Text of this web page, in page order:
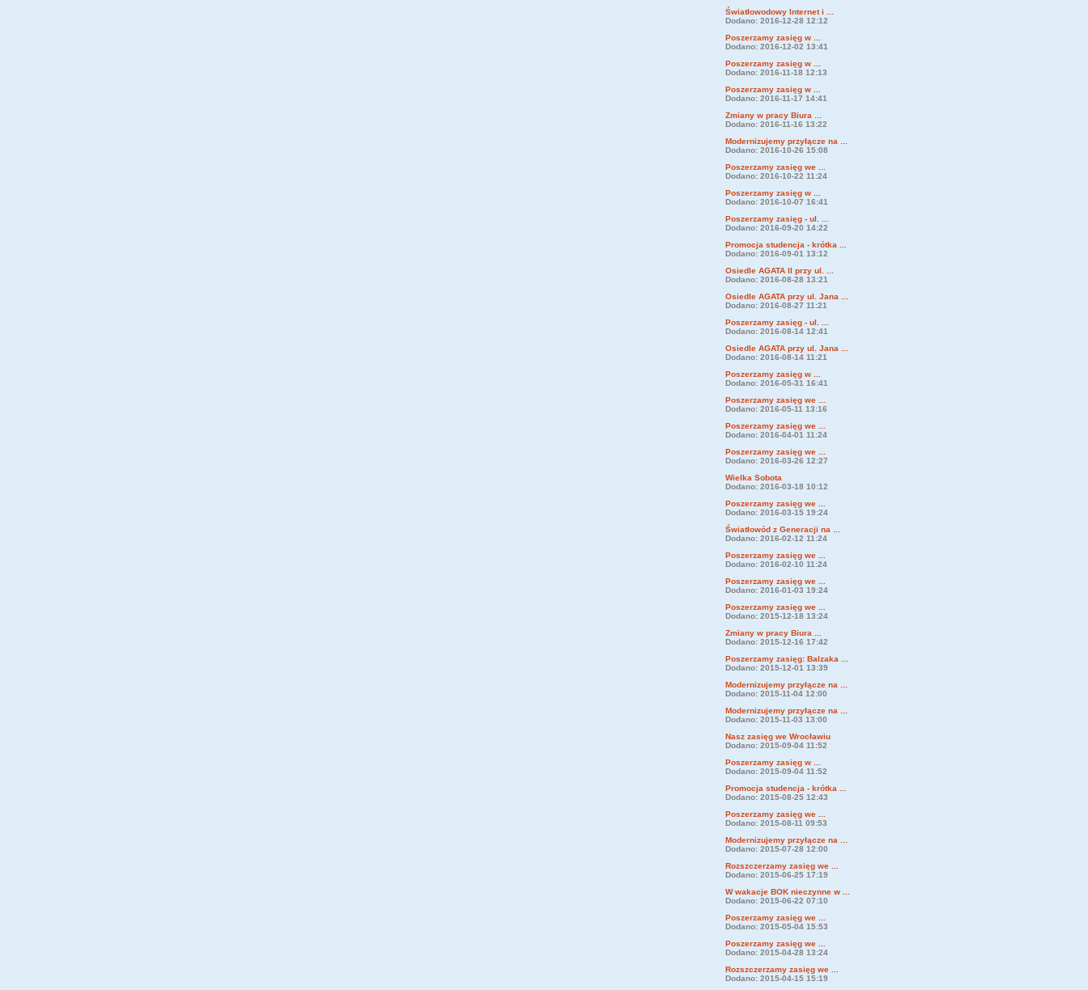
Światłowodowy Internet i ...
Dodano: 2016-12-28 12:12
Poszerzamy zasięg w ...
Dodano: 2016-12-02 13:41
Poszerzamy zasięg w ...
Dodano: 2016-11-18 12:13
Poszerzamy zasięg w ...
Dodano: 2016-11-17 14:41
Zmiany w pracy Biura ...
Dodano: 2016-11-16 13:22
Modernizujemy przyłącze na ...
Dodano: 2016-10-26 15:08
Poszerzamy zasięg we ...
Dodano: 2016-10-22 11:24
Poszerzamy zasięg w ...
Dodano: 2016-10-07 16:41
Poszerzamy zasięg - ul. ...
Dodano: 2016-09-20 14:22
Promocja studencja - krótka ...
Dodano: 2016-09-01 13:12
Osiedle AGATA II przy ul. ...
Dodano: 2016-08-28 13:21
Osiedle AGATA przy ul. Jana ...
Dodano: 2016-08-27 11:21
Poszerzamy zasięg - ul. ...
Dodano: 2016-08-14 12:41
Osiedle AGATA przy ul. Jana ...
Dodano: 2016-08-14 11:21
Poszerzamy zasięg w ...
Dodano: 2016-05-31 16:41
Poszerzamy zasięg we ...
Dodano: 2016-05-11 13:16
Poszerzamy zasięg we ...
Dodano: 2016-04-01 11:24
Poszerzamy zasięg we ...
Dodano: 2016-03-26 12:27
Wielka Sobota
Dodano: 2016-03-18 10:12
Poszerzamy zasięg we ...
Dodano: 2016-03-15 19:24
Światłowód z Generacji na ...
Dodano: 2016-02-12 11:24
Poszerzamy zasięg we ...
Dodano: 2016-02-10 11:24
Poszerzamy zasięg we ...
Dodano: 2016-01-03 19:24
Poszerzamy zasięg we ...
Dodano: 2015-12-18 13:24
Zmiany w pracy Biura ...
Dodano: 2015-12-16 17:42
Poszerzamy zasięg: Balzaka ...
Dodano: 2015-12-01 13:39
Modernizujemy przyłącze na ...
Dodano: 2015-11-04 12:00
Modernizujemy przyłącze na ...
Dodano: 2015-11-03 13:00
Nasz zasięg we Wrocławiu
Dodano: 2015-09-04 11:52
Poszerzamy zasięg w ...
Dodano: 2015-09-04 11:52
Promocja studencja - krótka ...
Dodano: 2015-08-25 12:43
Poszerzamy zasięg we ...
Dodano: 2015-08-11 09:53
Modernizujemy przyłącze na ...
Dodano: 2015-07-28 12:00
Rozszczerzamy zasięg we ...
Dodano: 2015-06-25 17:19
W wakacje BOK nieczynne w ...
Dodano: 2015-06-22 07:10
Poszerzamy zasięg we ...
Dodano: 2015-05-04 15:53
Poszerzamy zasięg we ...
Dodano: 2015-04-28 13:24
Rozszczerzamy zasięg we ...
Dodano: 2015-04-15 15:19